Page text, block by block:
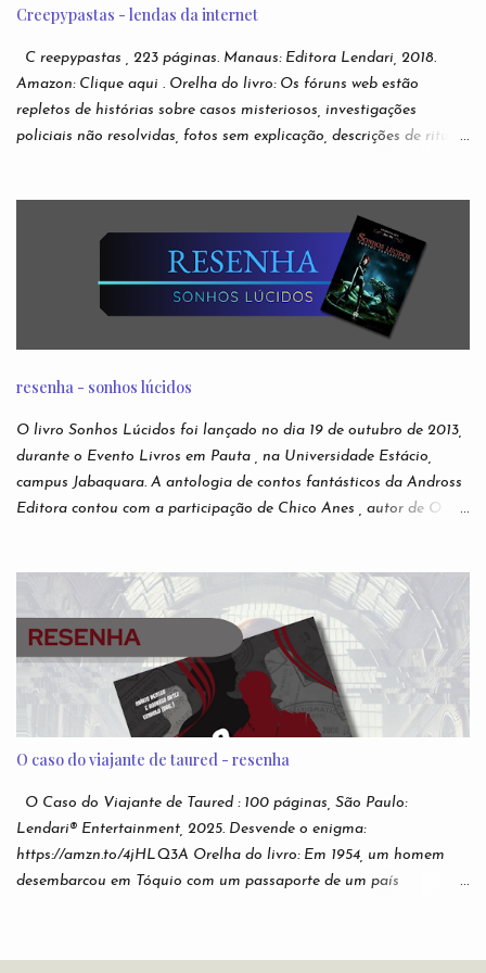
Creepypastas - lendas da internet
C reepypastas , 223 páginas. Manaus: Editora Lendari, 2018.
Amazon: Clique aqui . Orelha do livro: Os fóruns web estão
repletos de histórias sobre casos misteriosos, investigações
policiais não resolvidas, fotos sem explicação, descrições de rituais
infantis. São narrativas virais e anônimas espalhadas nos
recônditos mais obscuros da internet, sem que se possa rastrear
seus verdadeiros autores. Ou sua veracidade. Acabaram
conhecidas como creepypastas - algo como um copypaste (de
copiar e colar) de situações assustadoras. Mas e se as lendas mais
das creepypastas mais perturbadoras de todos os tempos. Do
submundo do Reddit diretamente para sua leitura de cabeceira.
Autores: Alfredo Alvarenga, Ana S. Varella, Andr é Comanche,
Andrei Simões, B...
resenha - sonhos lúcidos
O livro Sonhos Lúcidos foi lançado no dia 19 de outubro de 2013,
durante o Evento Livros em Pauta , na Universidade Estácio,
campus Jabaquara. A antologia de contos fantásticos da Andross
Editora contou com a participação de Chico Anes , autor de O
Haubert , autora de Calisto , Sohuen editados pela Novo Século ,
Ode a Nossas Vidas Infames , pela Multifoco, Sempre o Mesmo
Céu, Sempre o Mesmo Azul , pela Editora Patuá; Suzy M.
Hekamiah , autora de Código dos Mares : Os Contos do Tempo ,
pela Editora Literata , e O Pianista , Espectra ; além de dezenas
de outros autores. A antologia tem basicamente o intuito de
antologia tinha como foco literatura fantástica. Nesse escopo, há
13 autores que estreiam nas páginas desta coletânea da Andross
Editora : Alice Rodrigues, Ana F. Cruchello, Antonio Martins
Júnior, C...
O caso do viajante de taured - resenha
O Caso do Viajante de Taured : 100 páginas, São Paulo:
Lendari® Entertainment, 2025. Desvende o enigma:
https://amzn.to/4jHLQ3A Orelha do livro: Em 1954, um homem
desembarcou em Tóquio com um passaporte de um país
investigação em um hotel vigiado por oficiais, o homem